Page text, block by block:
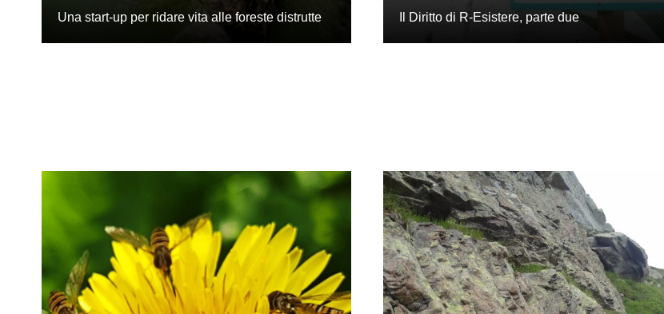
Una start-up per ridare vita alle foreste distrutte Il Diritto di R-Esistere, parte due